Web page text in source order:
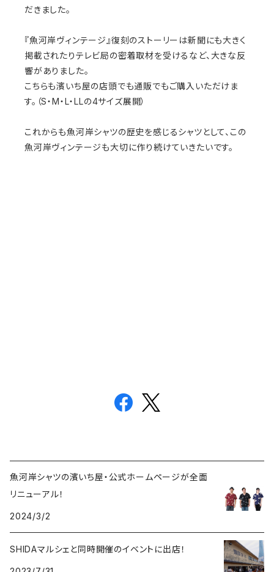
だきました。
『魚河岸ヴィンテージ』復刻のストーリーは新聞にも大きく
掲載されたりテレビ局の密着取材を受けるなど、大きな反
響がありました。
こちらも濱いち屋の店頭でも通販でもご購入いただけま
す。（S・M・L・LLの4サイズ展開）
これからも魚河岸シャツの歴史を感じるシャツとして、この
魚河岸ヴィンテージも大切に作り続けていきたいです。
魚河岸シャツの濱いち屋・公式ホームページが全面
リニューアル！
2024/3/2
SHIDAマルシェと同時開催のイベントに出店！